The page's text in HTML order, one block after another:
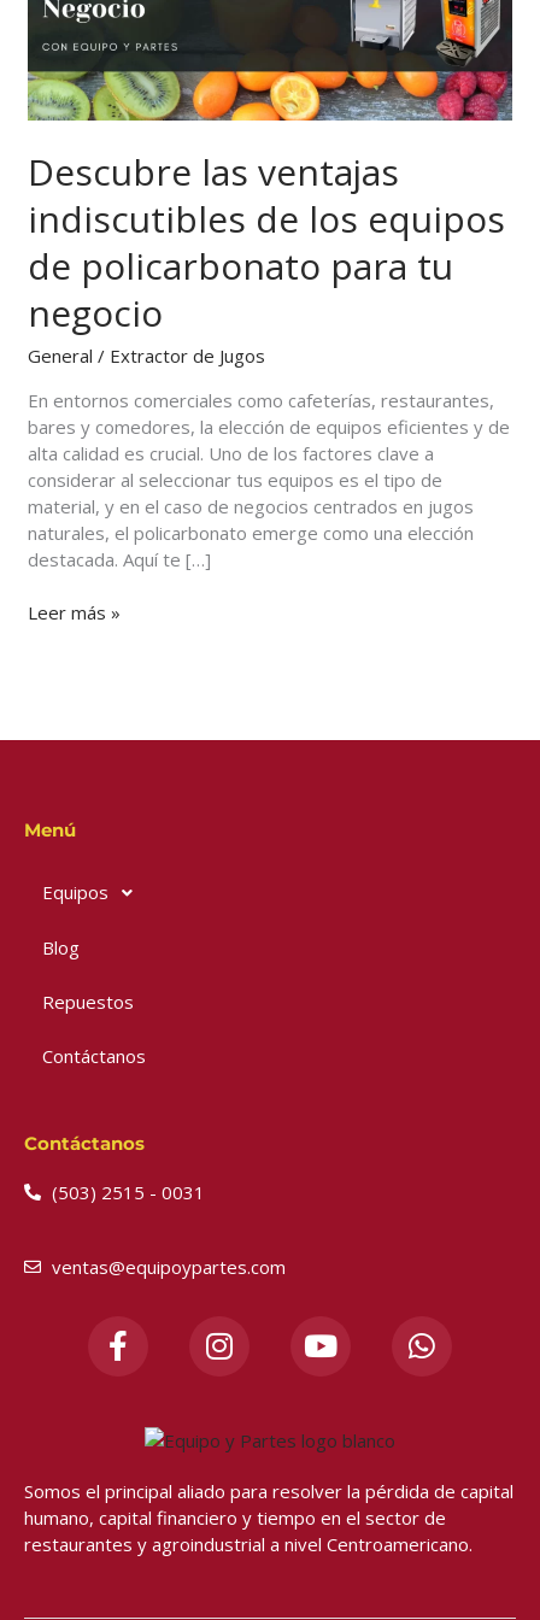
Descubre las ventajas
indiscutibles de los equipos
de policarbonato para tu
negocio
General / Extractor de Jugos
En entornos comerciales como cafeterías, restaurantes,
bares y comedores, la elección de equipos eficientes y de
alta calidad es crucial. Uno de los factores clave a
considerar al seleccionar tus equipos es el tipo de
material, y en el caso de negocios centrados en jugos
naturales, el policarbonato emerge como una elección
destacada. Aquí te […]
equipos
de
policarbonato
para
tu
negocio
Leer más »
Menú
Equipos
Blog
Repuestos
Contáctanos
Contáctanos
(503) 2515 - 0031
ventas@equipoypartes.com
a
o
k
-
n
a
r
a
m
o
u
e
h
p
p
Somos el principal aliado para resolver la pérdida de capital
humano, capital financiero y tiempo en el sector de
restaurantes y agroindustrial a nivel Centroamericano.